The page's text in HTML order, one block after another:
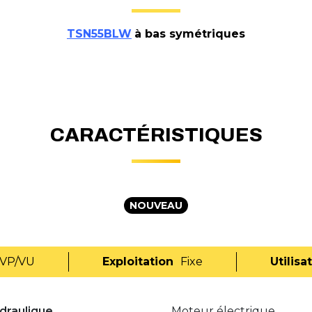
TSN55BLW à bas symétriques
CARACTÉRISTIQUES
NOUVEAU
VP/VU Exploitation Fixe